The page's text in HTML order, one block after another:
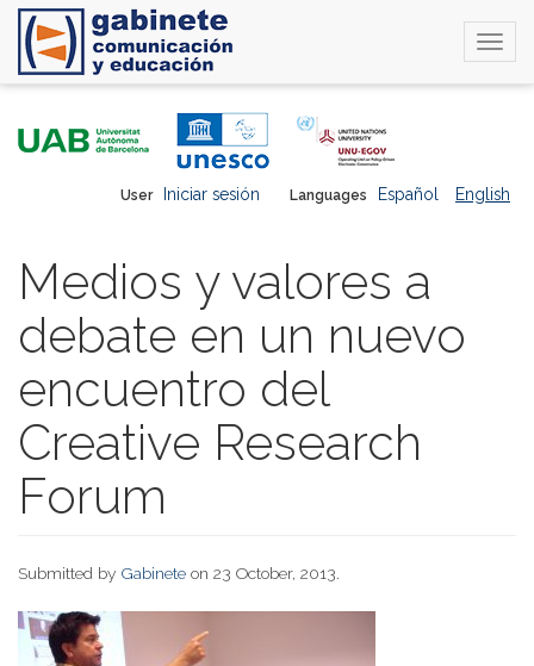
Languages Español English
User Iniciar sesión
Medios y valores a
debate en un nuevo
encuentro del
Creative Research
Forum
Submitted by Gabinete on 23 October, 2013.